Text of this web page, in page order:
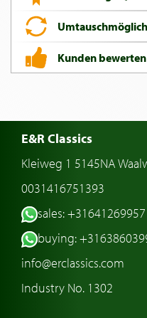
Kunden
E&R Classics
Kleiweg 1 5145NA
0031416751393
sales: +31641269957
buying:
info@erclassics.com
Industry No. 1302